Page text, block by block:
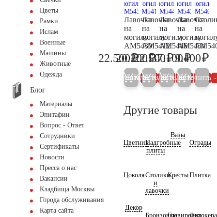
Цветы
Рамки
Ислам
Военные
Машины
Животные
Одежда
Блог
Материалы
Эпитафии
Вопрос - Ответ
Сотрудники
Сертификаты
Новости
Пресса о нас
Вакансии
Кладбища Москвы
Города обслуживания
Карта сайта
Лавочка
на
могилу
AM5430
23.700
22.500₽
Купить 5%
Лавочка
на
могилу
AM5412
21.300
20.200₽
Купить 5%
Лавочка
на
могилу
AM5446
23.700
22.500₽
Купить 5%
Лавочка
на
могилу
AM5434
39.000
37.100₽
Купить 5%
на
9.400₽
Купить
Другие товары
ЦветникНадгробные
плиты
Вазы
Ограды
ЦоколяСтолики
и
лавочки
КрестыПлитка
Декор
БронзовыеГравировка